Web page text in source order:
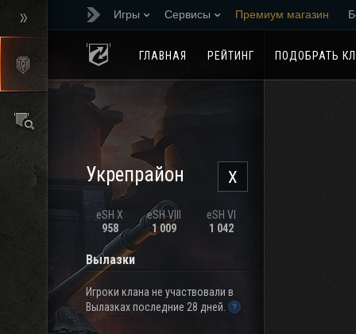
Игры Сервисы Премиум магазин
ГЛАВНАЯ
РЕЙТИНГ ПОДОБРАТЬ
X
Укрепрайон
eSH X
958
eSH VIII
1 009
eSH VI
1 042
Вылазки
Игроки клана не участвовали в
Вылазках последние 28 дней.